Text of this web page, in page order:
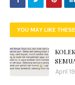
YOU MAY LIKE
April